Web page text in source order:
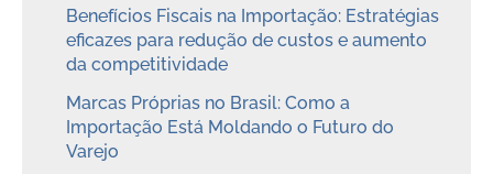
Benefícios Fiscais na Importação: Estratégias
eficazes para redução de custos e aumento
da competitividade
Marcas Próprias no Brasil: Como a
Importação Está Moldando o Futuro do
Varejo